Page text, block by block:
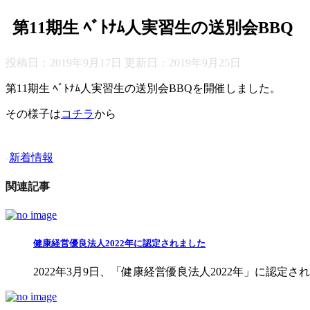
第11期生 ﾍﾞﾄﾅﾑ人実習生の送別会BBQ
投稿日：2019年9月17日 更新日： 2019年9月25日
第11期生 ﾍﾞﾄﾅﾑ人実習生の送別会BBQを開催しました。
その様子はコチラから
-新着情報
関連記事
健康経営優良法人2022年に認定されました
2022年3月9日、「健康経営優良法人2022年」に認定さ